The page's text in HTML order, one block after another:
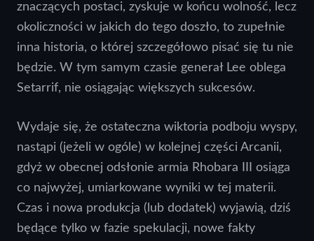
znaczących postaci, zyskuje w końcu wolność, lecz
okoliczności w jakich do tego doszło, to zupełnie
inna historia, o której szczegółowo pisać się tu nie
będzie. W tym samym czasie generał Lee oblega
Setarrif, nie osiągając większych sukcesów.
Wydaje się, że ostateczna wiktoria podboju wyspy,
nastąpi (jeżeli w ogóle) w kolejnej części Arcanii,
gdyż w obecnej odsłonie armia Rhobara III osiąga
co najwyżej, umiarkowane wyniki w tej materii.
Czas i nowa produkcja (lub dodatek) wyjawią, dziś
będące tylko w fazie spekulacji, nowe fakty